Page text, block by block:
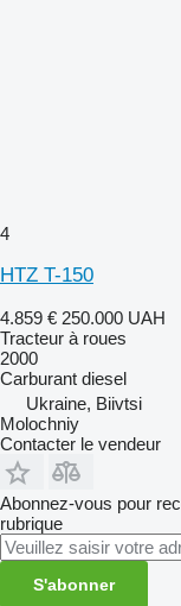
4
HTZ T-150
4.859 € 250.000 UAH
Tracteur à roues
2000
Carburant diesel
Ukraine, Biivtsi
Molochniy
Contacter le vendeur
Abonnez-vous pour
rubrique
S'abonner